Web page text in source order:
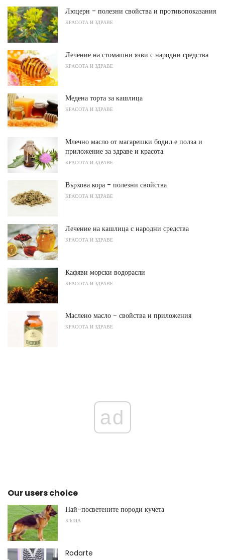
Люцерн - полезни свойства и противопоказания
КРАСОТА И ЗДРАВЕ
Лечение на стомашни язви с народни средства
КРАСОТА И ЗДРАВЕ
Медена торта за кашлица
КРАСОТА И ЗДРАВЕ
Млечно масло от магарешки бодил е полза и
приложение за здраве и красота.
КРАСОТА И ЗДРАВЕ
Върхова кора - полезни свойства
КРАСОТА И ЗДРАВЕ
Лечение на кашлица с народни средства
КРАСОТА И ЗДРАВЕ
Кафяви морски водорасли
КРАСОТА И ЗДРАВЕ
Маслено масло - свойства и приложения
КРАСОТА И ЗДРАВЕ
ad
Our users choice
Най-посветените породи кучета
КЪЩА
Rodarte